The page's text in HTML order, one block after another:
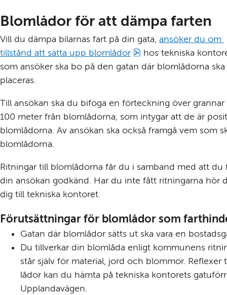
Blomlådor för att dämpa farten
Vill du dämpa bilarnas fart på din gata, ansöker du om
tillstånd att sätta upp blomlådor
pdf, 38 kB.
hos tekniska
som ansöker ska bo på den gatan där blomlådorna ska
placeras.
Till ansökan ska du bifoga en förteckning över
100 meter från blomlådorna, som intygar att de är
blomlådorna. Av ansökan ska också framgå vem som
blomlådorna.
Ritningar till blomlådorna får du i samband med att du
din ansökan godkänd. Har du inte fått ritningarna hör
dig till tekniska kontoret.
Förutsättningar för blomlådor som
Gatan där blomlådor sätts ut ska vara en
Du tillverkar din blomlåda enligt kommunens
står själv för material, jord och blommor. Reflexer
lådor kan du hämta på tekniska kontorets
Upplandavägen.